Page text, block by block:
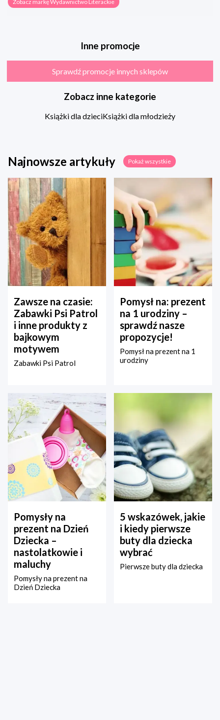
Zobacz markę Wydawnictwo Literackie
Inne promocje
Sprawdź promocje innych sklepów
Zobacz inne kategorie
Książki dla dzieciKsiążki dla młodzieży
Najnowsze artykuły Pokaż wszystkie
Zawsze na czasie:
Zabawki Psi Patrol
i inne produkty z
bajkowym
motywem
Zabawki Psi Patrol
Pomysł na: prezent
na 1 urodziny –
sprawdź nasze
propozycje!
Pomysł na prezent na 1
urodziny
Pomysły na
prezent na Dzień
Dziecka –
nastolatkowie i
maluchy
Pomysły na prezent na
Dzień Dziecka
5 wskazówek, jakie
i kiedy pierwsze
buty dla dziecka
wybrać
Pierwsze buty dla dziecka